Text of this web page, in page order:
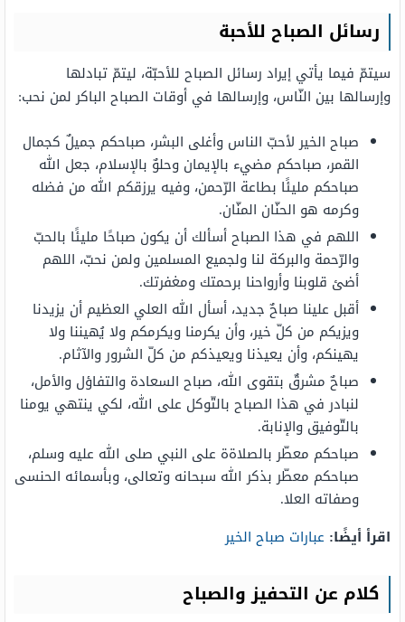
رسائل الصباح للأحبة
سيتمّ فيما يأتي إيراد رسائل الصباح للأحبّة، ليتمّ تبادلها
وإرسالها بين النّاس، وإرسالها في أوقات الصباح الباكر لمن نحب:
صباح الخير لأحبّ الناس وأغلى البشر، صباحكم جميلٌ كجمال
القمر، صباحكم مضيء بالإيمان وحلوٌ بالإسلام، جعل الله
صباحكم مليئًا بطاعة الرّحمن، وفيه يرزقكم الله من فضله
وكرمه هو الحنّان المنّان.
اللهم في هذا الصباح أسألك أن يكون صباحًا مليئًا بالحبّ
والرّحمة والبركة لنا ولجميع المسلمين ولمن نحبّ، اللهم
أضئ قلوبنا وأرواحنا برحمتك ومغفرتك.
أقبل علينا صباحٌ جديد، أسأل الله العلي العظيم أن يزيدنا
ويزيكم من كلّ خير، وأن يكرمنا ويكرمكم ولا يُهيننا ولا
يهينكم، وأن يعيذنا ويعيذكم من كلّ الشرور والآثام.
صباحٌ مشرقٌ بتقوى الله، صباح السعادة والتفاؤل والأمل،
لنبادر في هذا الصباح بالتّوكل على الله، لكي ينتهي يومنا
بالتّوفيق والإنابة.
صباحكم معطّر بالصلاةة على النبي صلى الله عليه وسلم،
صباحكم معطّر بذكر الله سبحانه وتعالى، وبأسمائه الحنسى
وصفاته العلا.
اقرأ أيضًا: عبارات صباح الخير
كلام عن التحفيز والصباح